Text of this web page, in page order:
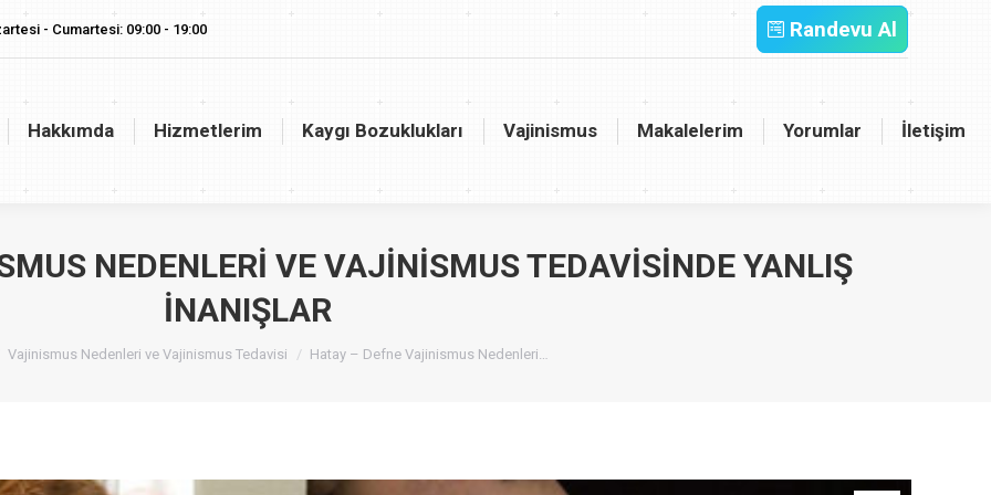
- Cumartesi: 09:00 - 19:00 Randevu Al
Hakkımda Hizmetlerim Kaygı Bozuklukları Vajinismus Makalelerim Yorumlar İletişim
NEDENLERI VE VAJINISMUS TEDAVISINDE YANLIŞ
İNANIŞLAR
here:
Vajinismus Nedenleri ve Vajinismus Tedavisi Hatay – Defne Vajinismus Nedenleri…
Yorumlar İletişim